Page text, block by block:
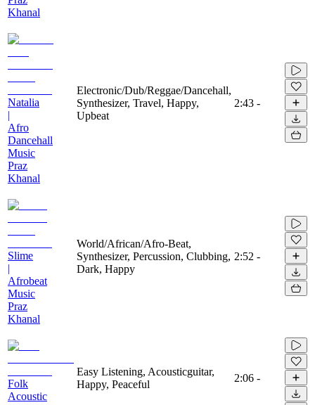
Khanal
Natalia
|
Afro
Dancehall
Music
Praz
Khanal
Electronic/Dub/Reggae/Dancehall,
Synthesizer, Travel, Happy,
Upbeat
2:43 -
Slime
|
Afrobeat
Music
Praz
Khanal
World/African/Afro-Beat,
Synthesizer, Percussion, Clubbing,
Dark, Happy
2:52 -
Folk
Acoustic
Easy Listening, Acousticguitar,
Happy, Peaceful
2:06 -